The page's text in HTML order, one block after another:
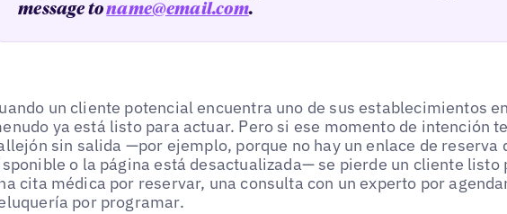
message toname@email.com.
un cliente potencial encuentra uno de sus establecimientos
ya está listo para actuar. Pero si ese momento de intención
sin salida —por ejemplo, porque no hay un enlace de reserva
o la página está desactualizada— se pierde un cliente listo
cita médica por reservar, una consulta con un experto por
por programar.